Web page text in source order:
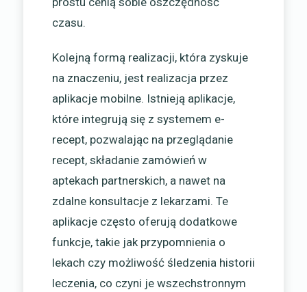
czasu.
Kolejną formą realizacji, która zyskuje
na znaczeniu, jest realizacja przez
aplikacje mobilne. Istnieją aplikacje,
które integrują się z systemem e-
recept, pozwalając na przeglądanie
recept, składanie zamówień w
aptekach partnerskich, a nawet na
zdalne konsultacje z lekarzami. Te
aplikacje często oferują dodatkowe
funkcje, takie jak przypomnienia o
lekach czy możliwość śledzenia historii
leczenia, co czyni je wszechstronnym